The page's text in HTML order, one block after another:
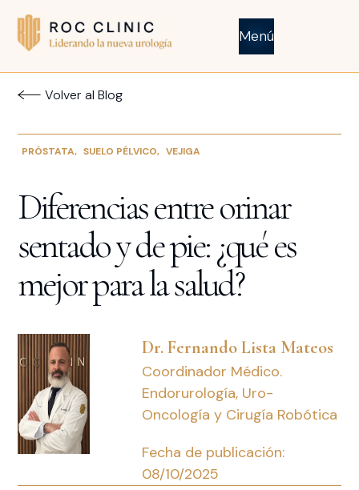
Menú
Volver al Blog
PRÓSTATA, SUELO PÉLVICO, VEJIGA
Diferencias entre orinar
sentado y de pie: ¿qué es
mejor para la salud?
Dr. Fernando Lista Mateos
Coordinador Médico.
Endorurología, Uro-
Oncología y Cirugía Robótica
Fecha de publicación:
08/10/2025